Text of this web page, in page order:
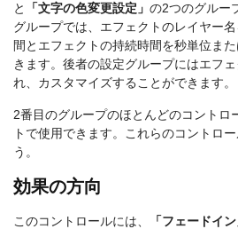
と
「文字の色変更設定」 の2つのグルー
グループでは、エフェクトのレイヤー
間とエフェクトの持続時間を秒単位ま
きます。後者の設定グループにはエフ
れ、カスタマイズすることができます。
2番目のグループのほとんどのコントロ
トで使用できます。これらのコントロ
う。
効果の方向
このコントロールには、 「フェードイン